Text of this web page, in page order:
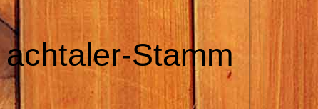
achtaler-Stamm